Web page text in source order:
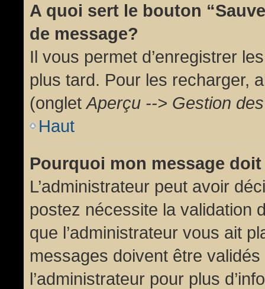
A quoi sert le bouton
de message?
Il vous permet d’enregistrer
plus tard. Pour les recharger,
(ongletAperçu --> Gestion
Haut
Pourquoi mon message
L’administrateur peut avoir
postez nécessite la validation
que l’administrateur vous ait
messages doivent être
l’administrateur pour plus